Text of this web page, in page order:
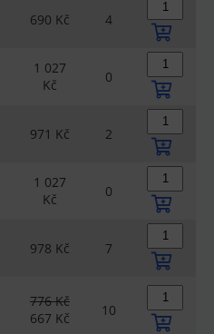
690 Kč 4
1 027
Kč
0
971 Kč 2
1 027
Kč
0
978 Kč 7
776 Kč
667 Kč
10